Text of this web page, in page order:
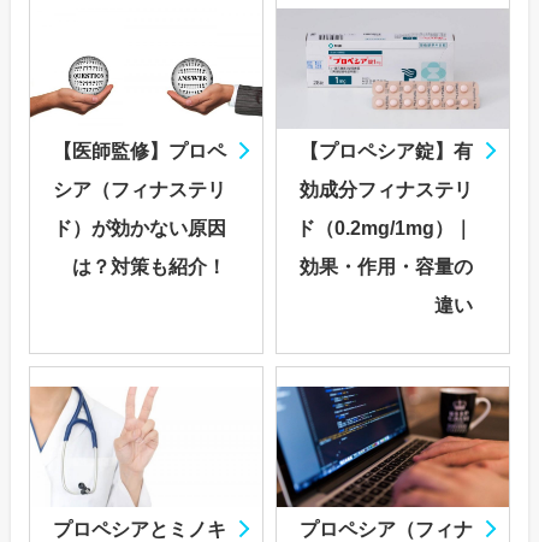
【医師監修】プロペ
シア（フィナステリ
ド）が効かない原因
は？対策も紹介！
【プロペシア錠】有
効成分フィナステリ
ド（0.2mg/1mg）｜
効果・作用・容量の
違い
プロペシアとミノキ
プロペシア（フィナ